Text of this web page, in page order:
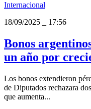
Internacional
18/09/2025
17:56
Bonos
un año por
Los bonos extendieron
de Diputados rechazara
que aumenta...